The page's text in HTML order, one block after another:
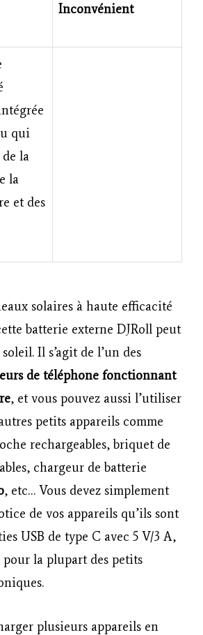
Inconvénient
qui
la
la
et des
solaires à haute efficacité
batterie externe DJRoll peut
Il s’agit de l’un des
de téléphone fonctionnant
, et vous pouvez aussi l’utiliser
petits appareils comme
rechargeables, briquet de
chargeur de batterie
, etc… Vous devez simplement
de vos appareils qu’ils sont
USB de type C avec 5 V/3 A,
pour la plupart des petits
plusieurs appareils en